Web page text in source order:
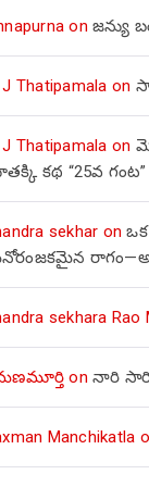
onజన్యు
Thatipamala on
Thatipamala on
కథ “25వ గంట”
sekhar on
sekhara Rao
onనారి
Manchikatla